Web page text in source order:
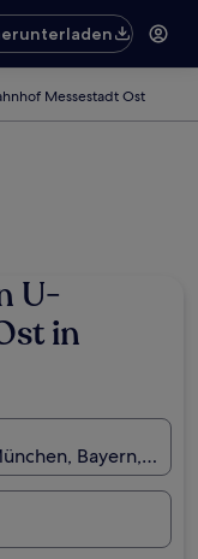
Messestadt Ost
U-
in
Bayern,